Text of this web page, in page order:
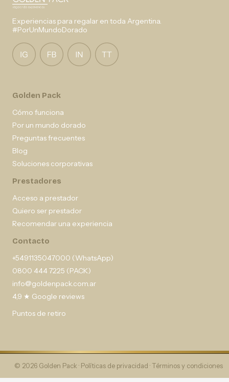
Experiencias para regalar en toda Argentina.
#PorUnMundoDorado
Golden Pack
Cómo funciona
Por un mundo dorado
Preguntas frecuentes
Blog
Soluciones corporativas
Prestadores
Acceso a prestador
Quiero ser prestador
Recomendar una experiencia
Contacto
+5491135047000 (WhatsApp)
0800 444 7225 (PACK)
info@goldenpack.com.ar
4,9 ★ Google reviews
Puntos de retiro
© 2026 Golden Pack · Políticas de privacidad · Términos y condiciones